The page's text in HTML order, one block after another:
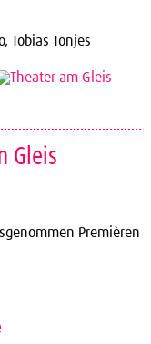
Tobias Tönjes
Gleis
Premièren